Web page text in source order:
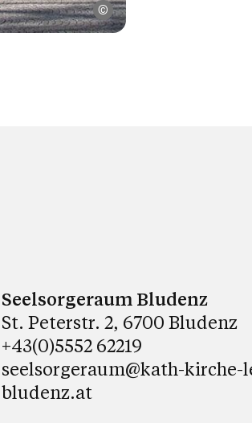
Friedrich Böhringer /
Seelsorgeraum Bludenz
St. Peterstr. 2, 6700 Bludenz
+43(0)5552 62219
seelsorgeraum@kath-kirche-
bludenz.at